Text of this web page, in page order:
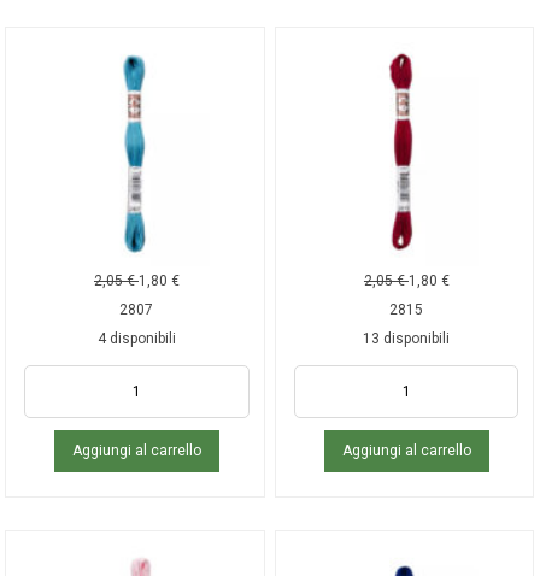
2,05€ 1,80 €
2807
4 disponibili
Aggiungi al carrello
2,05€ 1,80 €
2815
13 disponibili
Aggiungi al carrello